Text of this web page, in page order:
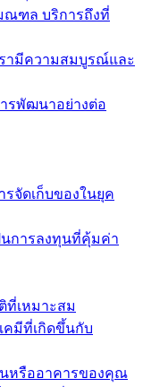
ณฑล บริการถึงที่
ามีความสมบูรณ์และ
รพัฒนาอย่างต่อ
รจัดเก็บของในยุค
นการลงทุนที่คุ้มค่า
ที่เหมาะสม
คมีที่เกิดขึ้นกับ
นหรืออาคารของคุณ